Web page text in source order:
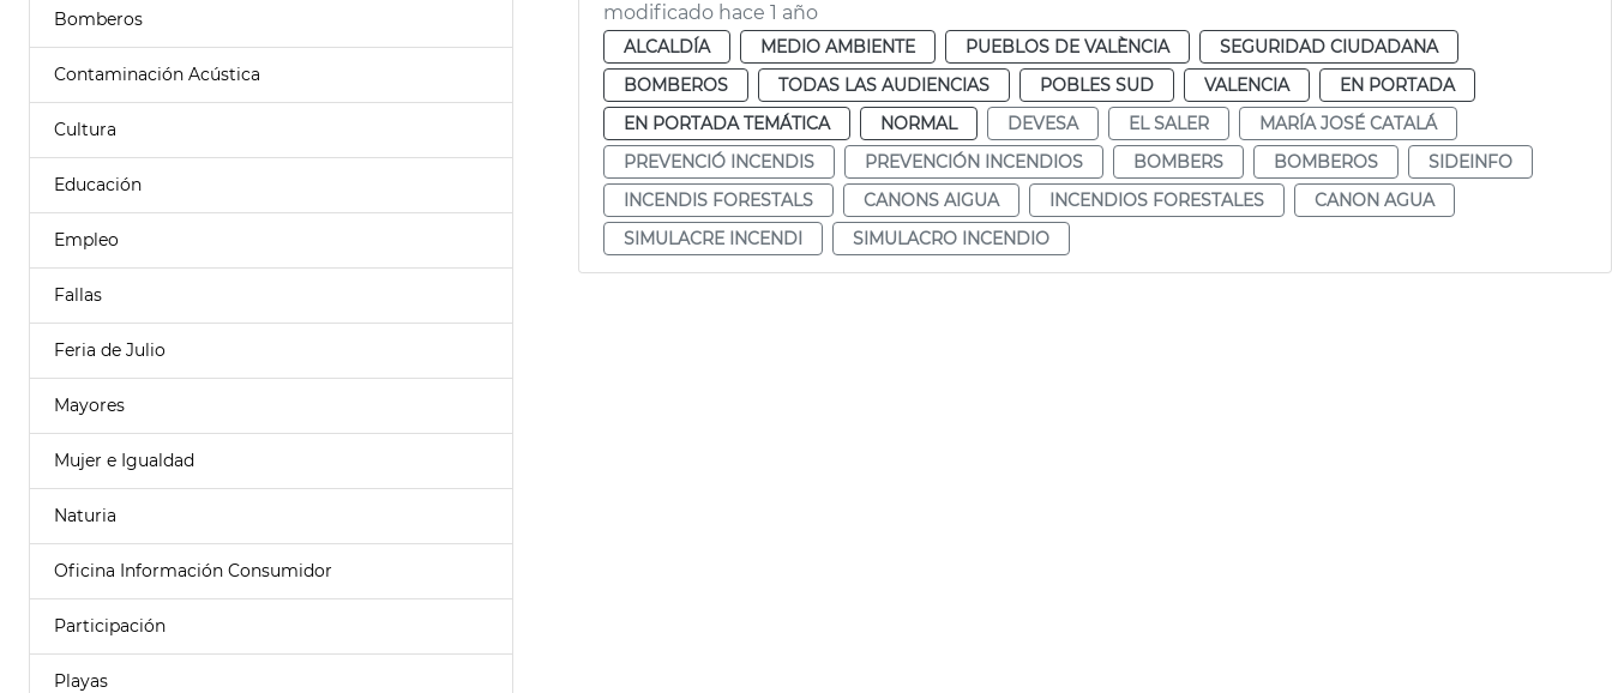
Bomberos
Contaminación Acústica
Cultura
Educación
Empleo
Fallas
Feria de Julio
Mayores
Mujer e Igualdad
Naturia
Oficina Información Consumidor
Participación
Playas
modificado hace 1 año
ALCALDÍA MEDIO AMBIENTE PUEBLOS DE VALÈNCIA
SEGURIDAD CIUDADANA
BOMBEROS
TODAS LAS AUDIENCIAS POBLES SUD VALENCIA
EN PORTADA
EN PORTADA TEMÁTICA
NORMAL DEVESA EL SALER
MARÍA JOSÉ CATALÁ
PREVENCIÓ INCENDIS
PREVENCIÓN INCENDIOS BOMBERS BOMBEROS
SIDEINFO
INCENDIS FORESTALS
CANONS AIGUA INCENDIOS FORESTALES
CANON AGUA
SIMULACRE INCENDI
SIMULACRO INCENDIO